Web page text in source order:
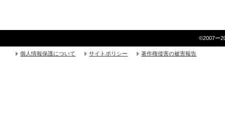
©2007ー
個人情報保護について サイトポリシー 著作権侵害の被害報告